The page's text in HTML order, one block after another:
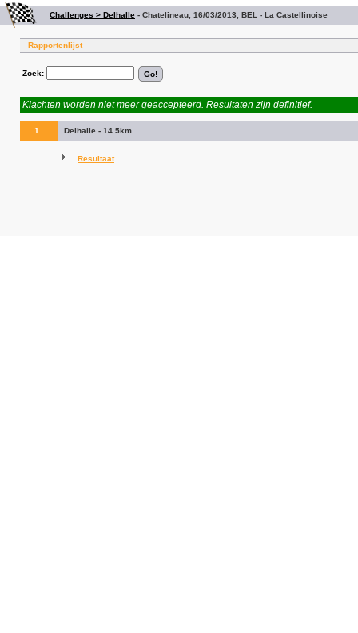
Challenges > Delhalle - Chatelineau, 16/03/2013, BEL - La Castellinoise
Rapportenlijst
Zoek:
Klachten worden niet meer geaccepteerd. Resultaten zijn definitief.
1. Delhalle - 14.5km
Resultaat